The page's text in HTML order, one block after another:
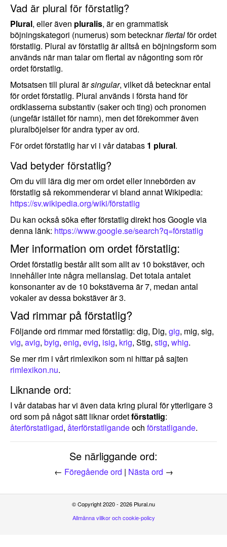
Vad är plural för förstatlig?
Plural, eller även pluralis, är en grammatisk
böjningskategori (numerus) som betecknarflertalför ordet
förstatlig. Plural av förstatlig är alltså en böjningsform som
används när man talar om flertal av någonting som rör
ordet förstatlig.
Motsatsen till plural ärsingular, vilket då betecknar ental
för ordet förstatlig. Plural används i första hand för
ordklasserna substantiv (saker och ting) och pronomen
(ungefär istället för namn), men det förekommer även
pluralböjelser för andra typer av ord.
För ordet förstatlig har vi i vår databas 1 plural.
Vad betyder förstatlig?
Om du vill lära dig mer om ordet eller innebörden av
förstatlig så rekommenderar vi bland annat Wikipedia:
https://sv.wikipedia.org/wiki/förstatlig
Du kan också söka efter förstatlig direkt hos Google via
denna länk: https://www.google.se/search?q=förstatlig
Mer information om ordet förstatlig:
Ordet förstatlig består allt som allt av 10 bokstäver, och
innehåller inte några mellanslag. Det totala antalet
konsonanter av de 10 bokstäverna är 7, medan antal
vokaler av dessa bokstäver är 3.
Vad rimmar på förstatlig?
Följande ord rimmar med förstatlig: dig, Dig, gig, mig, sig,
vig, avig, byig, enig, evig, isig, krig, Stig, stig, whig.
Se mer rim i vårt rimlexikon som ni hittar på sajten
rimlexikon.nu.
Liknande ord:
I vår databas har vi även data kring plural för ytterligare 3
ord som på något sätt liknar ordetförstatlig:
återförstatligad, återförstatligandeoch förstatligande.
Se närliggande ord:
← Föregående ord | Nästa ord →
© Copyright 2020 - 2026 Plural.nu
Allmänna villkor och cookie-policy